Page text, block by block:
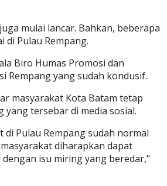
mulai lancar. Bahkan, beberapa
Pulau Rempang.
Biro Humas Promosi dan
Rempang yang sudah kondusif.
masyarakat Kota Batam tetap
tersebar di media sosial.
Pulau Rempang sudah normal
diharapkan dapat
isu miring yang beredar,"